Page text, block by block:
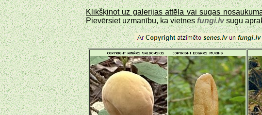
Klikšķinot uz galerijas attēla vai sugas
Pievērsiet uzmanību, ka vietnes fungi.lvsugu